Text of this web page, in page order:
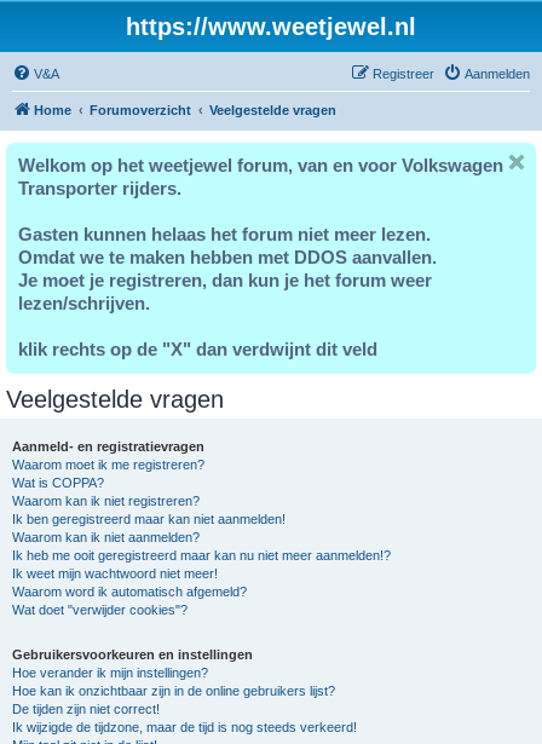
https://www.weetjewel.nl
V&A Aanmelden
Registreer
Home Forumoverzicht Veelgestelde vragen
Welkom op het weetjewel forum, van en voor Volkswagen
Transporter rijders.
Gasten kunnen helaas het forum niet meer lezen.
Omdat we te maken hebben met DDOS aanvallen.
Je moet je registreren, dan kun je het forum weer
lezen/schrijven.
klik rechts op de "X" dan verdwijnt dit veld
Veelgestelde vragen
Aanmeld- en registratievragen
Waarom moet ik me registreren?
Wat is COPPA?
Waarom kan ik niet registreren?
Ik ben geregistreerd maar kan niet aanmelden!
Waarom kan ik niet aanmelden?
Ik heb me ooit geregistreerd maar kan nu niet meer aanmelden!?
Ik weet mijn wachtwoord niet meer!
Waarom word ik automatisch afgemeld?
Wat doet "verwijder cookies"?
Gebruikersvoorkeuren en instellingen
Hoe verander ik mijn instellingen?
Hoe kan ik onzichtbaar zijn in de online gebruikers lijst?
De tijden zijn niet correct!
Ik wijzigde de tijdzone, maar de tijd is nog steeds verkeerd!